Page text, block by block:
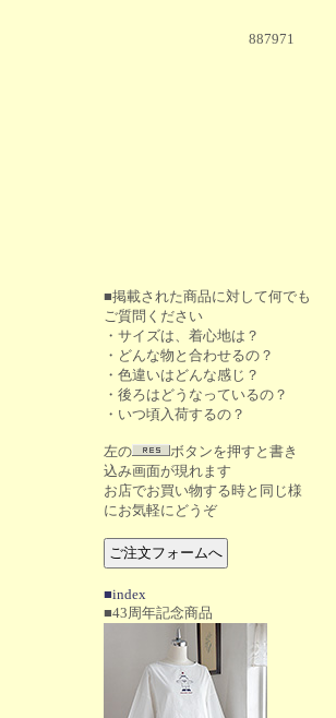
887971
■掲載された商品に対して何でも
ご質問ください
・サイズは、着心地は？
・どんな物と合わせるの？
・色違いはどんな感じ？
・後ろはどうなっているの？
・いつ頃入荷するの？
左の
ボタンを押すと書き
込み画面が現れます
お店でお買い物する時と同じ様
にお気軽にどうぞ
■index
■43周年記念商品